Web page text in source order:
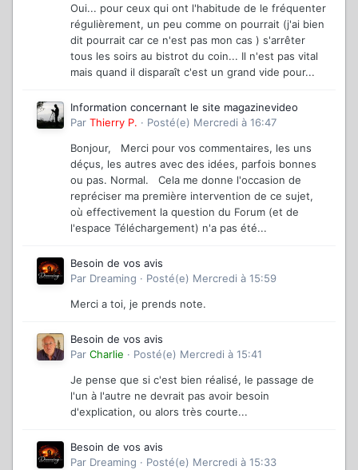
Oui... pour ceux qui ont l'habitude de le fréquenter
régulièrement, un peu comme on pourrait (j'ai bien
dit pourrait car ce n'est pas mon cas ) s'arrêter
tous les soirs au bistrot du coin... Il n'est pas vital
mais quand il disparaît c'est un grand vide pour...
Information concernant le site magazinevideo
Par Thierry P. · Posté(e) Mercredi à 16:47
Bonjour, Merci pour vos commentaires, les uns
déçus, les autres avec des idées, parfois bonnes
ou pas. Normal. Cela me donne l'occasion de
repréciser ma première intervention de ce sujet,
où effectivement la question du Forum (et de
l'espace Téléchargement) n'a pas été...
Besoin de vos avis
Par Dreaming · Posté(e) Mercredi à 15:59
Merci a toi, je prends note.
Besoin de vos avis
Par Charlie · Posté(e) Mercredi à 15:41
Je pense que si c'est bien réalisé, le passage de
l'un à l'autre ne devrait pas avoir besoin
d'explication, ou alors très courte...
Besoin de vos avis
Par Dreaming · Posté(e) Mercredi à 15:33